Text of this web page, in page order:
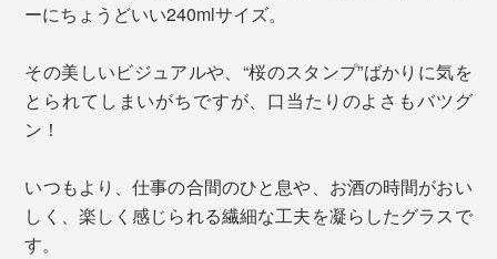
ーにちょうどいい240mlサイズ。
その美しいビジュアルや、“桜のスタンプ”ばかりに気を
とられてしまいがちですが、口当たりのよさもバツグ
ン！
いつもより、仕事の合間のひと息や、お酒の時間がおい
しく、楽しく感じられる繊細な工夫を凝らしたグラスで
す。